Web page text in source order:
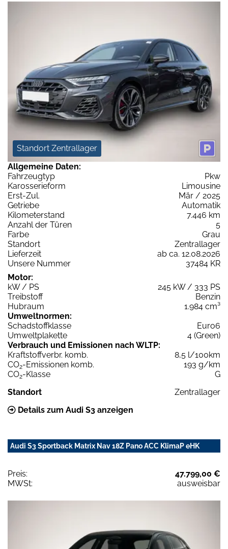
Standort Zentrallager
Allgemeine Daten:
Fahrzeugtyp
Pkw
Karosserieform
Limousine
Erst-Zul.
Mär / 2025
Getriebe
Automatik
Kilometerstand
7.446 km
Anzahl der Türen
5
Farbe
Grau
Standort
Zentrallager
Lieferzeit
ab ca. 12.08.2026
Unsere Nummer
37484 KR
Motor:
kW / PS
245 kW / 333 PS
Treibstoff
Benzin
Hubraum
1.984 cm³
Umweltnormen:
Schadstoffklasse
Euro6
Umweltplakette
4 (Green)
Verbrauch und Emissionen nach WLTP:
Kraftstoffverbr. komb.
8,5 l/100km
CO2-Emissionen komb.
193 g/km
CO2-Klasse
G
Standort
Zentrallager
Details zum Audi S3 anzeigen
Audi S3 Sportback Matrix Nav 18Z Pano ACC KlimaP eHK
Preis:
47.799,00 €
MWSt:
ausweisbar